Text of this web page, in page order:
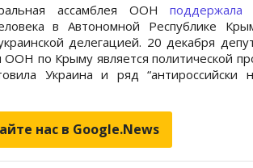
ассамблея ООНподдержала
в Автономной Республике
делегацией. 20 декабря
по Крыму является политической
Украина и ряд “антироссийски
нас в Google.News